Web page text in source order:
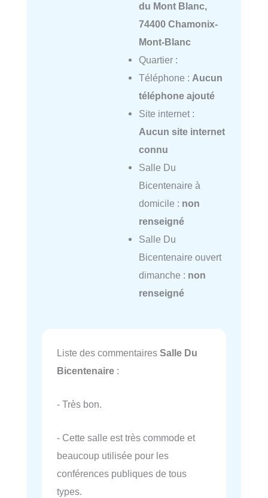
du Mont Blanc,
74400 Chamonix-
Mont-Blanc
Quartier :
Téléphone : Aucun
téléphone ajouté
Site internet :
Aucun site internet
connu
Salle Du
Bicentenaire à
domicile : non
renseigné
Salle Du
Bicentenaire ouvert
dimanche : non
renseigné
Liste des commentaires Salle Du
Bicentenaire :
- Très bon.
- Cette salle est très commode et
beaucoup utilisée pour les
conférences publiques de tous
types.